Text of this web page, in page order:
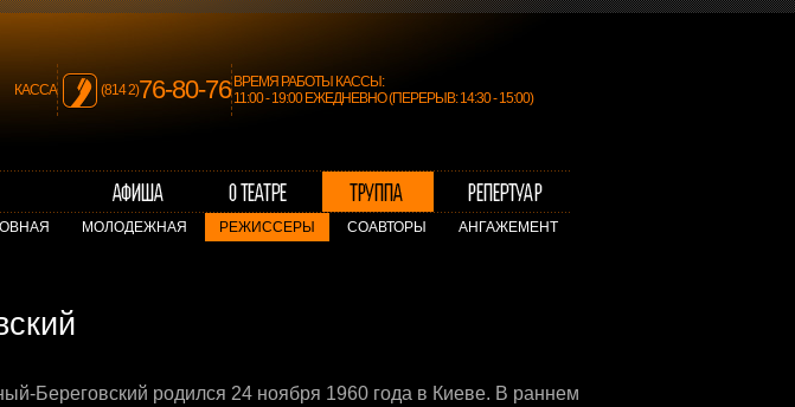
КАССА (814 2)76-80-76 ВРЕМЯ РАБОТЫ КАССЫ:
11:00 - 19:00 ЕЖЕДНЕВНО (ПЕРЕРЫВ: 14:30 - 15:00)
МОЛОДЕЖНАЯ РЕЖИССЕРЫ СОАВТОРЫ АНГАЖЕМЕНТ
Береговский родился 24 ноября 1960 года в Киеве. В раннем